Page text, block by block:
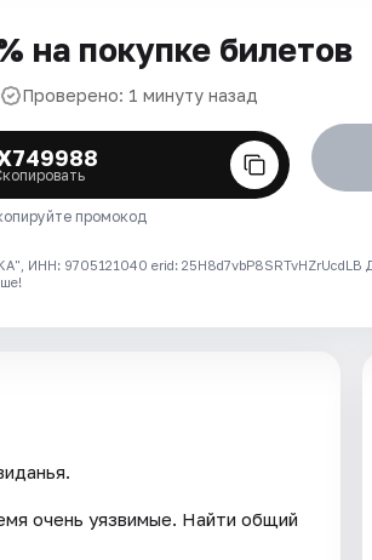
на покупке билетов
Проверено: 1 минуту назад
промокод
ИНН: 9705121040 erid: 25H8d7vbP8SRTvHZrUcdLB
очень уязвимые. Найти общий